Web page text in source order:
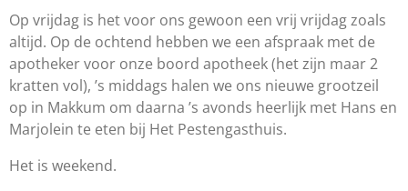
Op vrijdag is het voor ons gewoon een vrij vrijdag zoals
altijd. Op de ochtend hebben we een afspraak met de
apotheker voor onze boord apotheek (het zijn maar 2
kratten vol), ’s middags halen we ons nieuwe grootzeil
op in Makkum om daarna ’s avonds heerlijk met Hans en
Marjolein te eten bij Het Pestengasthuis.
Het is weekend.